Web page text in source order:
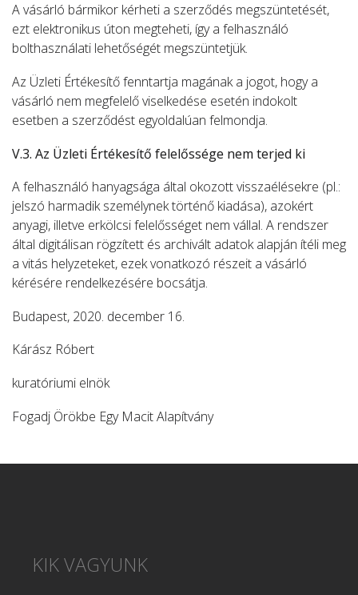
A vásárló bármikor kérheti a szerződés megszüntetését,
ezt elektronikus úton megteheti, így a felhasználó
bolthasználati lehetőségét megszüntetjük.
Az Üzleti Értékesítő fenntartja magának a jogot, hogy a
vásárló nem megfelelő viselkedése esetén indokolt
esetben a szerződést egyoldalúan felmondja.
V.3. Az Üzleti Értékesítő felelőssége nem terjed ki
A felhasználó hanyagsága által okozott visszaélésekre (pl.:
jelszó harmadik személynek történő kiadása), azokért
anyagi, illetve erkölcsi felelősséget nem vállal. A rendszer
által digitálisan rögzített és archivált adatok alapján ítéli meg
a vitás helyzeteket, ezek vonatkozó részeit a vásárló
kérésére rendelkezésére bocsátja.
Budapest, 2020. december 16.
Kárász Róbert
kuratóriumi elnök
Fogadj Örökbe Egy Macit Alapítvány
KIK VAGYUNK